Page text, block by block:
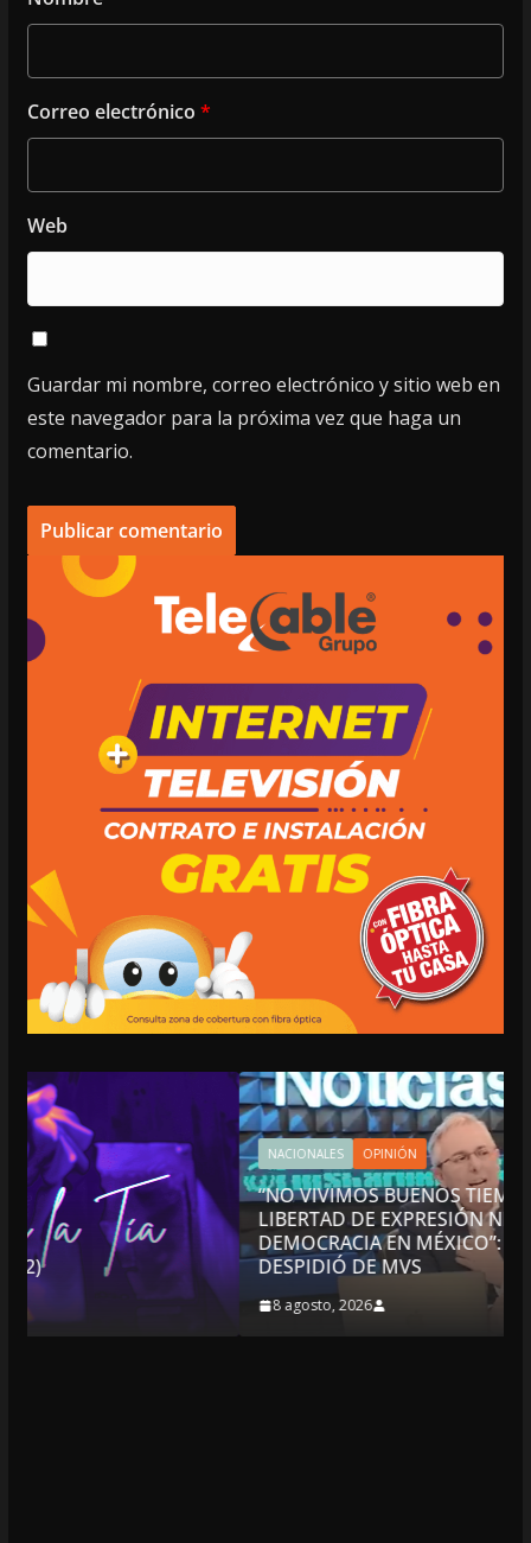
Correo electrónico *
Web
Guardar mi nombre, correo electrónico y sitio web en
este navegador para la próxima vez que haga un
comentario.
NACIONALES OPINIÓN
“NO VIVIMOS BUENOS TIEMPOS PARA LA
LIBERTAD DE EXPRESIÓN NI PARA LA
DEMOCRACIA EN MÉXICO”: LUIS CÁRDENAS; SE
DESPIDIÓ DE MVS